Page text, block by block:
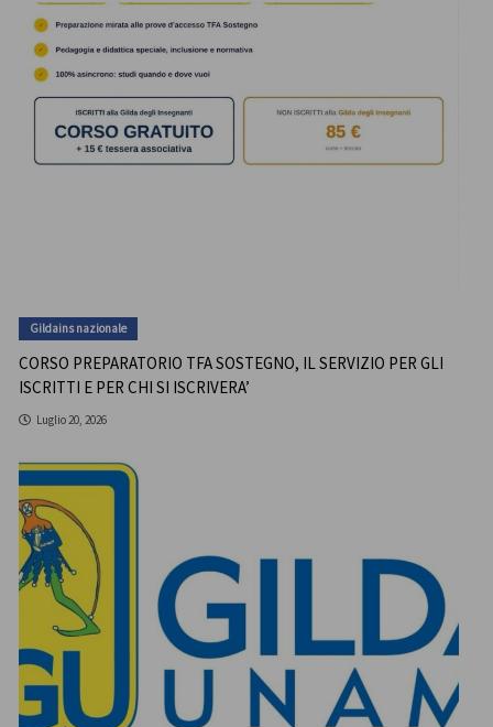
Gildains nazionale
CORSO PREPARATORIO TFA SOSTEGNO, IL SERVIZIO PER GLI
ISCRITTI E PER CHI SI ISCRIVERA’
Luglio 20, 2026